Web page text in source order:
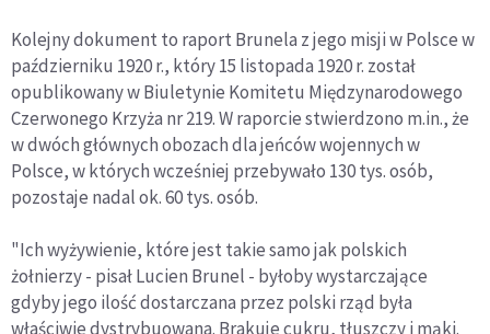
Kolejny dokument to raport Brunela z jego misji w Polsce w
październiku 1920 r., który 15 listopada 1920 r. został
opublikowany w Biuletynie Komitetu Międzynarodowego
Czerwonego Krzyża nr 219. W raporcie stwierdzono m.in., że
w dwóch głównych obozach dla jeńców wojennych w
Polsce, w których wcześniej przebywało 130 tys. osób,
pozostaje nadal ok. 60 tys. osób.
"Ich wyżywienie, które jest takie samo jak polskich
żołnierzy - pisał Lucien Brunel - byłoby wystarczające
gdyby jego ilość dostarczana przez polski rząd była
właściwie dystrybuowana. Brakuje cukru, tłuszczy i mąki.